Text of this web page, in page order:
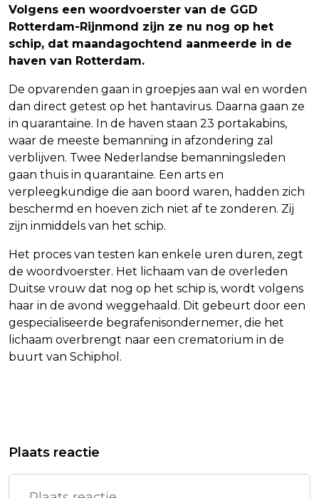
Volgens een woordvoerster van de GGD
Rotterdam-Rijnmond zijn ze nu nog op het
schip, dat maandagochtend aanmeerde in de
haven van Rotterdam.
De opvarenden gaan in groepjes aan wal en worden
dan direct getest op het hantavirus. Daarna gaan ze
in quarantaine. In de haven staan 23 portakabins,
waar de meeste bemanning in afzondering zal
verblijven. Twee Nederlandse bemanningsleden
gaan thuis in quarantaine. Een arts en
verpleegkundige die aan boord waren, hadden zich
beschermd en hoeven zich niet af te zonderen. Zij
zijn inmiddels van het schip.
Het proces van testen kan enkele uren duren, zegt
de woordvoerster. Het lichaam van de overleden
Duitse vrouw dat nog op het schip is, wordt volgens
haar in de avond weggehaald. Dit gebeurt door een
gespecialiseerde begrafenisondernemer, die het
lichaam overbrengt naar een crematorium in de
buurt van Schiphol.
TRANSPARANTIE BIJ BESLUIT
VOLLEYBALSTER DAALDEROP MIST
GROOT DEEL ZOMERPROGRAMMA
Plaats reactie